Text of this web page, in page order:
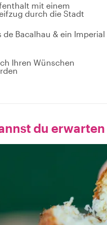
mit einem
durch die Stadt
de Bacalhau & ein Imperial
Ihren Wünschen
du erwarten